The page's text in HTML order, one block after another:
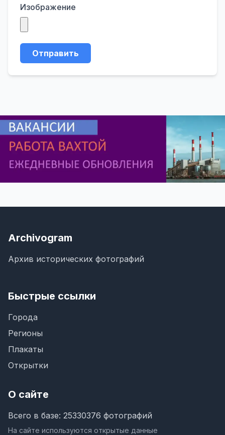
Изображение
Отправить
Archivogram
Архив исторических фотографий
Быстрые ссылки
Города
Регионы
Плакаты
Открытки
О сайте
Всего в базе: 25330376 фотографий
На сайте используются открытые данные